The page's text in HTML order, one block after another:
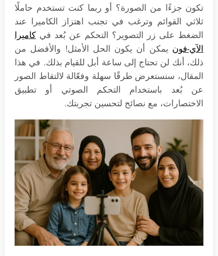
تكون جزءًا من الصورة؟ أو ربما كنت تستخدم حاملًا
ثلاثي القوائم وترغب في تجنب اهتزاز الكاميرا عند
الضغط على زر التصوير؟ التحكم عن بُعد في كاميرا
الآي-فون يمكن أن يكون الحل الأمثل! والأفضل من
ذلك، أنك لن تحتاج إلى ساعة أبل للقيام بذلك. في هذا
المقال، سنستعرض طرقًا سهلة وفعّالة لالتقاط الصور
عن بُعد باستخدام التحكم الصوتي أو تطبيق
الاختصارات، مع نصائح لتحسين تجربتك.